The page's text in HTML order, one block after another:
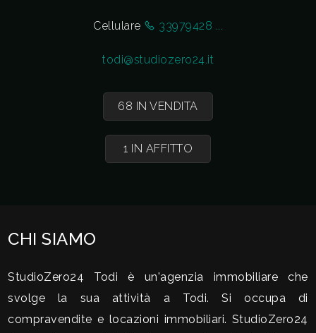
Cellulare 33979428 ...
todi@studiozero24.it
68 IN VENDITA
1 IN AFFITTO
CHI SIAMO
StudioZero24 Todi è un'agenzia immobiliare che
svolge la sua attività a Todi. Si occupa di
compravendite e locazioni immobiliari. StudioZero24
Totale